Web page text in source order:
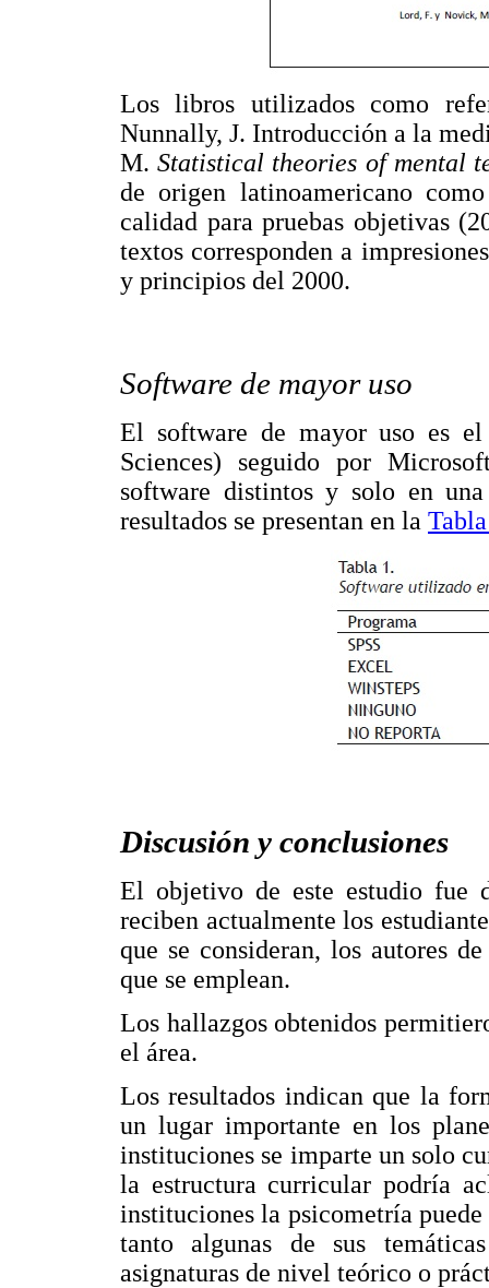
Los libros utilizados como
Nunnally, J. Introducción a la
M.Statistical theories of mental
de origen latinoamericano
calidad para pruebas objetivas
textos corresponden a
y principios del 2000.
Software de mayor uso
El software de mayor uso es
Sciences) seguido por
software distintos y solo en
resultados se presentan en la
Discusión y conclusiones
El objetivo de este estudio fue
reciben actualmente los
que se consideran, los autores
que se emplean.
Los hallazgos obtenidos
el área.
Los resultados indican que la
un lugar importante en los
instituciones se imparte un solo
la estructura curricular podría
instituciones la psicometría
tanto algunas de sus
asignaturas de nivel teórico o